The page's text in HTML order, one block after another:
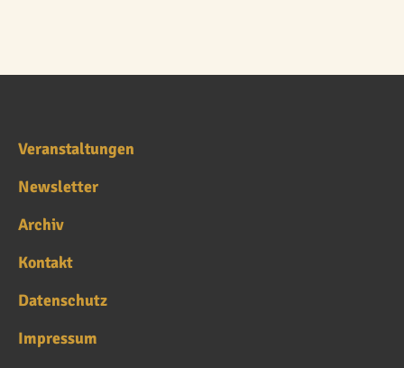
Veranstaltungen
Newsletter
Archiv
Kontakt
Datenschutz
Impressum